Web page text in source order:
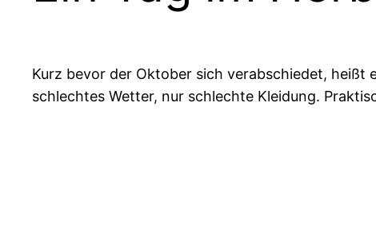
Kurz bevor der Oktober sich verabschiedet, heißt
schlechtes Wetter, nur schlechte Kleidung.